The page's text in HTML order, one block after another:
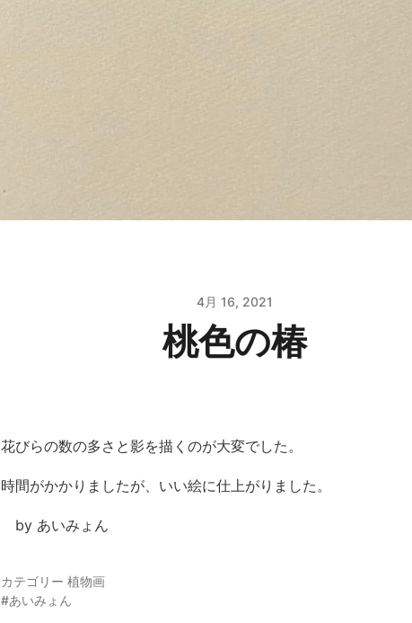
4月 16, 2021
桃色の椿
花びらの数の多さと影を描くのが大変でした。
時間がかかりましたが、いい絵に仕上がりました。
by あいみょん
カテゴリー 植物画
あいみょん